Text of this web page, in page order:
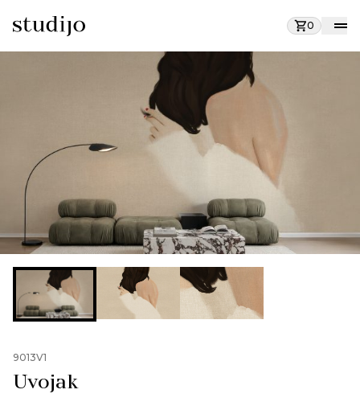
0
9013V1
Uvojak